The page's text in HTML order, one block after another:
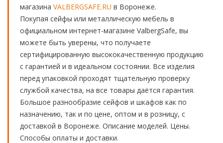
магазина VALBERGSAFE.RU в Воронеже.
Покупая сейфы или металлическую мебель в
официальном интернет-магазине ValbergSafe, вы
можете быть уверены, что получаете
сертифицированную высококачественную продукцию
с гарантией и в идеальном состоянии. Все изделия
перед упаковкой проходят тщательную проверку
службой качества, на все товары даётся гарантия.
Большое разнообразие сейфов и шкафов как по
назначению, так и по цене, оптом и в розницу, с
доставкой в Воронеже. Описание моделей. Цены.
Способы оплаты и доставки.